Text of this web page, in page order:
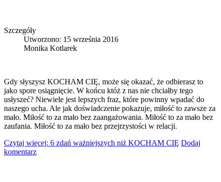
Szczegóły
Utworzono: 15 września 2016
Monika Kotlarek
Gdy słyszysz KOCHAM CIĘ, może się okazać, że odbierasz to
jako spore osiągnięcie. W końcu któż z nas nie chciałby tego
usłyszeć? Niewiele jest lepszych fraz, które powinny wpadać do
naszego ucha. Ale jak doświadczenie pokazuje, miłość to zawsze za
mało. Miłość to za mało bez zaangażowania. Miłość to za mało bez
zaufania. Miłość to za mało bez przejrzystości w relacji.
Czytaj więcej: 6 zdań ważniejszych niż KOCHAM CIĘ Dodaj
komentarz